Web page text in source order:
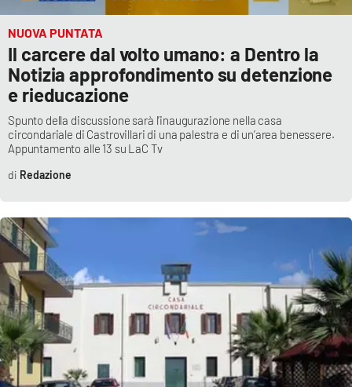
Buona Sanità Calabria
LA
CALABRIAVISIONE
Destinazioni
Eventi
Storie
LAC
NETWORK
Lacplay.it
Lactv.it
NUOVA PUNTATA
Il carcere dal volto umano: a Dentro la
Notizia approfondimento su detenzione
e rieducazione
Spunto della discussione sarà l’inaugurazione nella casa
circondariale di Castrovillari di una palestra e di un’area benessere.
Appuntamento alle 13 su LaC Tv
Redazione